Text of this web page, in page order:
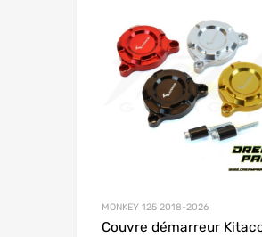
MONKEY 125 2018-2026
Couvre démarreur